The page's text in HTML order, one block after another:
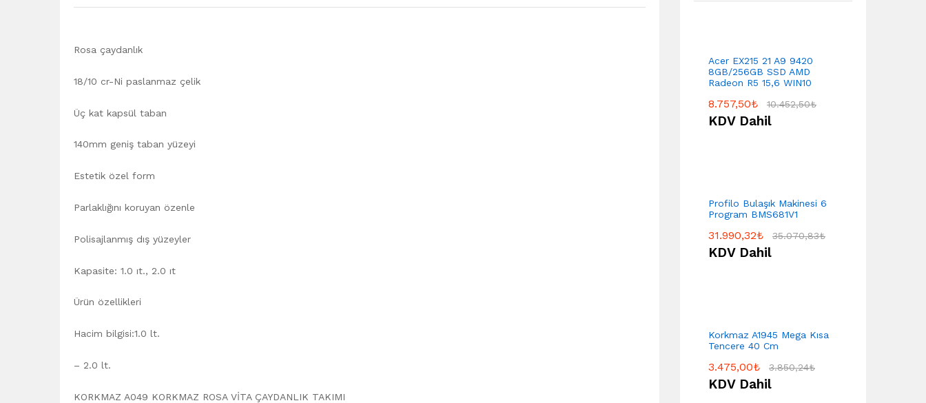
Rosa çaydanlık
18/10 cr-Ni paslanmaz çelik
Üç kat kapsül taban
140mm geniş taban yüzeyi
Estetik özel form
Parlaklığını koruyan özenle
Polisajlanmış dış yüzeyler
Kapasite: 1.0 ıt., 2.0 ıt
Ürün özellikleri
Hacim bilgisi:1.0 lt.
– 2.0 lt.
KORKMAZ A049 KORKMAZ ROSA VİTA ÇAYDANLIK TAKIMI
Acer EX215 21 A9 9420
8GB/256GB SSD AMD
Radeon R5 15,6 WIN10
8.757,50₺ 10.452,50₺
KDV Dahil
Profilo Bulaşık Makinesi 6
Program BMS681V1
31.990,32₺ 35.070,83₺
KDV Dahil
Korkmaz A1945 Mega Kısa
Tencere 40 Cm
3.475,00₺ 3.850,24₺
KDV Dahil